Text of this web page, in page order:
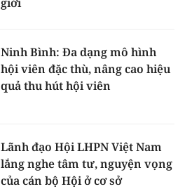
Ninh Bình: Đa dạng mô hình
hội viên đặc thù, nâng cao hiệu
quả thu hút hội viên
Lãnh đạo Hội LHPN Việt Nam
lắng nghe tâm tư, nguyện vọng
của cán bộ Hội ở cơ sở